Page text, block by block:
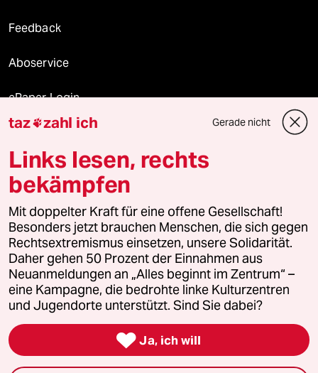
Feedback
Aboservice
ePaper Login
Downloads für Abonnierende
© 2026 taz Verlags und Vertriebs GmbH
Alle Rechte vorbehalten. Bei rechtlichen Fragen oder für Genehmigungen
wenden Sie sich bitte an
lizenzen@taz.de
Feedback Redaktionsstatut Kommune-Richtlinien
Leitlinie Informant Datenschutz Impressum AGB
Seitenwende Einwilligungen widerrufen (Ads)
taz zahl ich Gerade nicht
Links lesen, rechts
bekämpfen
Mit doppelter Kraft für eine offene Gesellschaft!
Besonders jetzt brauchen Menschen, die sich gegen
Rechtsextremismus einsetzen, unsere Solidarität.
Daher gehen 50 Prozent der Einnahmen aus
Neuanmeldungen an „Alles beginnt im Zentrum“ –
eine Kampagne, die bedrohte linke Kulturzentren
und Jugendorte unterstützt. Sind Sie dabei?
 Ja, ich will